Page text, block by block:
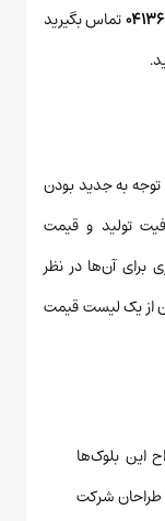
تماس بگیرید
توجه به جدید بودن
تولید و قیمت
برای آن‌ها در نظر
از یک لیست قیمت
این بلوک‌ها
شرکت